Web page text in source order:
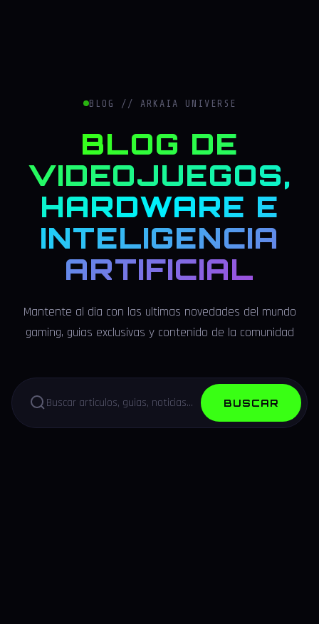
BLOG // ARKAIA UNIVERSE
BLOG DE
VIDEOJUEGOS,
HARDWARE E
INTELIGENCIA
ARTIFICIAL
Mantente al dia con las ultimas novedades del mundo
gaming, guias exclusivas y contenido de la comunidad
BUSCAR